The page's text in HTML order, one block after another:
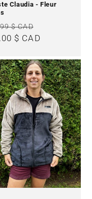
Claudia - Fleur
$ CAD
$ CAD